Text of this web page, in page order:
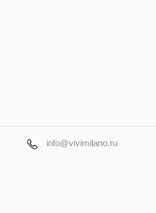
info@vivimilano.ru